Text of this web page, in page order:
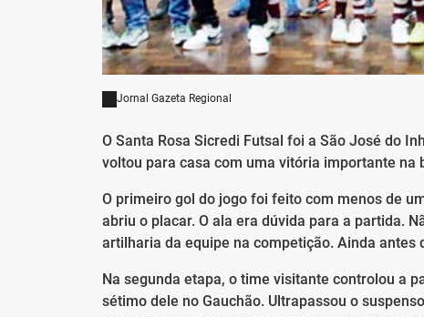
Jornal Gazeta Regional
O Santa Rosa Sicredi Futsal foi a São José do
voltou para casa com uma vitória importante na
O primeiro gol do jogo foi feito com menos de
abriu o placar. O ala era dúvida para a partida.
artilharia da equipe na competição. Ainda antes
Na segunda etapa, o time visitante controlou a
sétimo dele no Gauchão. Ultrapassou o